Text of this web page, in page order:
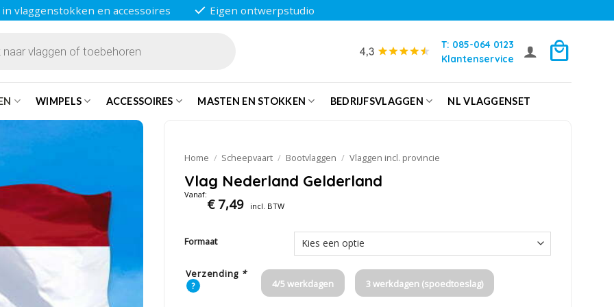
vlaggenstokken en accessoires Eigen ontwerpstudio
T: 085-064 0123
Klantenservice
WIMPELS ACCESSOIRES MASTEN EN STOKKEN BEDRIJFSVLAGGEN NL VLAGGENSET
Home / Scheepvaart / Bootvlaggen / Vlaggen incl. provincie
Vlag Nederland Gelderland
Vanaf:
€7,49 incl. BTW
Formaat
Verzending *
? 4/5 werkdagen 3 werkdagen (spoedtoeslag)